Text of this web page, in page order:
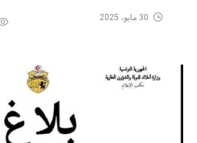
30 مايو، 2025